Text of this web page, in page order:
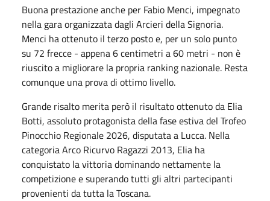
Buona prestazione anche per Fabio Menci, impegnato
nella gara organizzata dagli Arcieri della Signoria.
Menci ha ottenuto il terzo posto e, per un solo punto
su 72 frecce - appena 6 centimetri a 60 metri - non è
riuscito a migliorare la propria ranking nazionale. Resta
comunque una prova di ottimo livello.
Grande risalto merita però il risultato ottenuto da Elia
Botti, assoluto protagonista della fase estiva del Trofeo
Pinocchio Regionale 2026, disputata a Lucca. Nella
categoria Arco Ricurvo Ragazzi 2013, Elia ha
conquistato la vittoria dominando nettamente la
competizione e superando tutti gli altri partecipanti
provenienti da tutta la Toscana.